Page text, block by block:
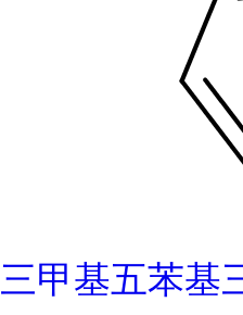
三甲基五苯基